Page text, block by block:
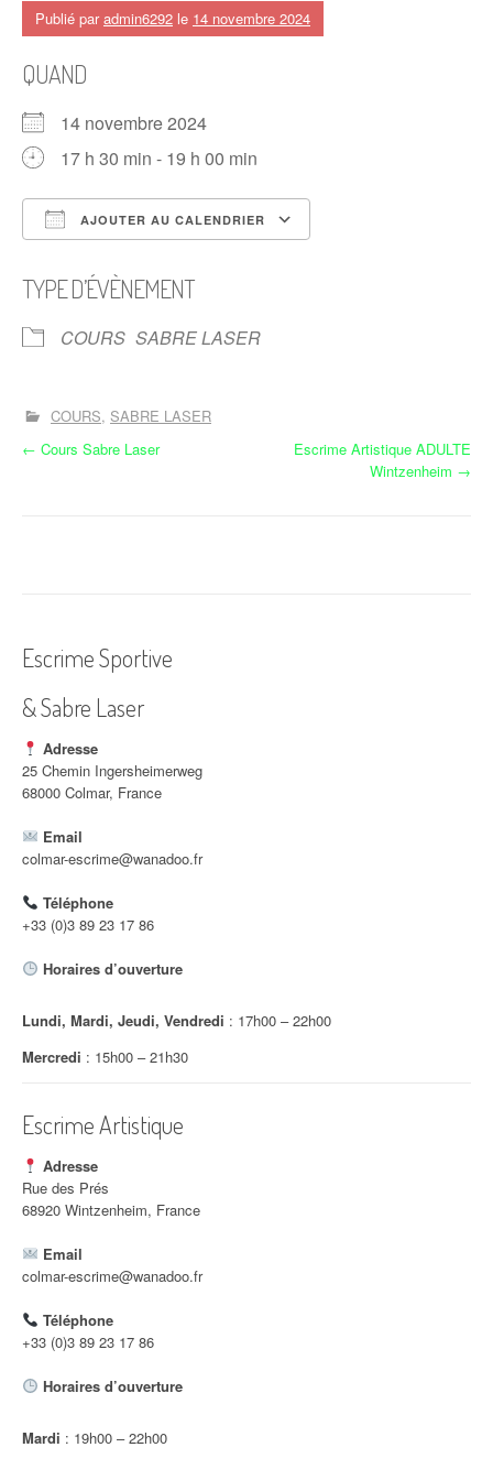
Publié paradmin6292 le 14 novembre 2024
QUAND
14 novembre 2024
17 h 30 min - 19 h 00 min
AJOUTER AU CALENDRIER
TYPE D’ÉVÈNEMENT
COURS SABRE LASER
COURS SABRE LASER
N
a
t
i
o
d
'
a
r
t
i
l
e
← Cours Sabre Laser
Escrime Artistique ADULTE
Wintzenheim →
Escrime Sportive
& Sabre Laser
Adresse
25 Chemin Ingersheimerweg
68000 Colmar, France
Email
colmar-escrime@wanadoo.fr
Téléphone
+33 (0)3 89 23 17 86
Horaires d’ouverture
Lundi, Mardi, Jeudi, Vendredi : 17h00 – 22h00
Mercredi : 15h00 – 21h30
Escrime Artistique
Adresse
Rue des Prés
68920 Wintzenheim, France
Email
colmar-escrime@wanadoo.fr
Téléphone
+33 (0)3 89 23 17 86
Horaires d’ouverture
Mardi : 19h00 – 22h00